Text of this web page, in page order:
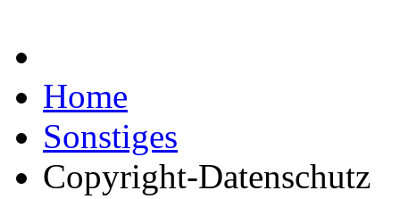
Home
Sonstiges
Copyright-Datenschutz